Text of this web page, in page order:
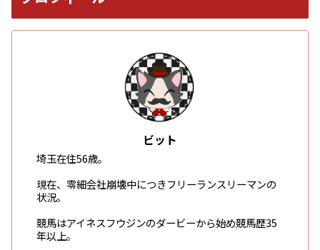
ビット
埼玉在住56歳。
現在、零細会社崩壊中につきフリーランスリーマンの
状況。
競馬はアイネスフウジンのダービーから始め競馬歴35
年以上。